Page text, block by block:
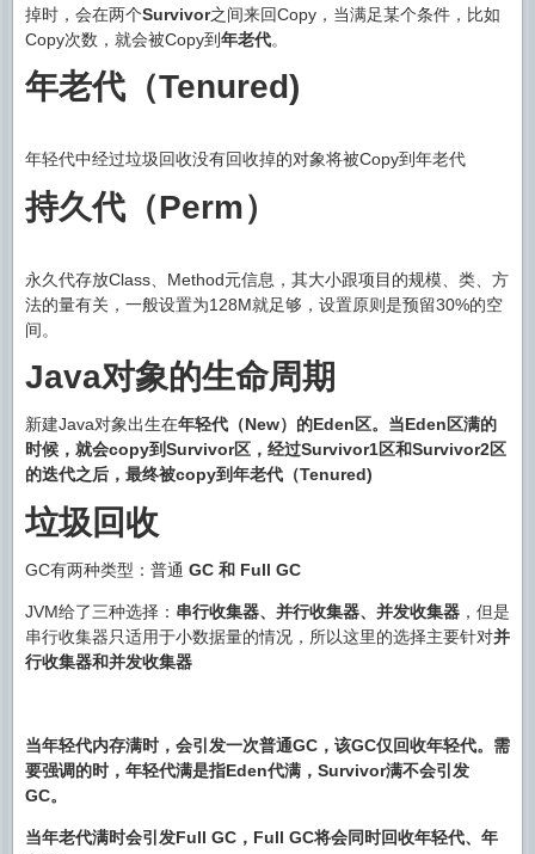
掉时，会在两个Survivor之间来回Copy，当满足某个条件，比如
Copy次数，就会被Copy到年老代。
年老代（Tenured)
年轻代中经过垃圾回收没有回收掉的对象将被Copy到年老代
持久代（Perm）
永久代存放Class、Method元信息，其大小跟项目的规模、类、方
法的量有关，一般设置为128M就足够，设置原则是预留30%的空
间。
Java对象的生命周期
新建Java对象出生在年轻代（New） 的Eden区。当Eden区满的
时候，就会copy到Survivor区，经过Survivor1区和Survivor2区
的迭代之后，最终被copy到年老代（Tenured)
垃圾回收
GC有两种类型：普通 GC 和 Full GC
JVM给了三种选择： 串行收集器、并行收集器、并发收集器 ，但是
串行收集器只适用于小数据量的情况，所以这里的选择主要针对并
行收集器和并发收集器
当年轻代内存满时，会引发一次普通GC，该GC仅回收年轻代。需
要强调的时，年轻代满是指Eden代满，Survivor满不会引发
GC。
当年老代满时会引发Full GC，Full GC将会同时回收年轻代、年